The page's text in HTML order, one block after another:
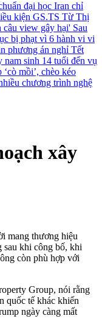
đại học Iran chỉ
kiện GS.TS Từ Thị
view gây hại' Sau
bị phạt vì 6 hành vi vi
phương án nghỉ Tết
nam sinh 14 tuổi đến vụ
mồi’, chèo kéo
chương trình nghệ
xây
mang thương hiệu
sau khi công bố, khi
còn phù hợp với
Group, nói rằng
quốc tế khác khiến
ngày càng mất